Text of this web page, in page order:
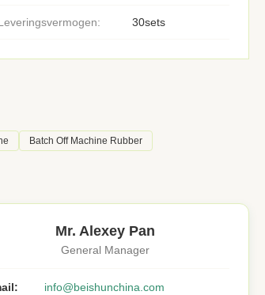
30sets
Batch Off Machine Rubber
Mr. Alexey Pan
General Manager
info@beishunchina.com